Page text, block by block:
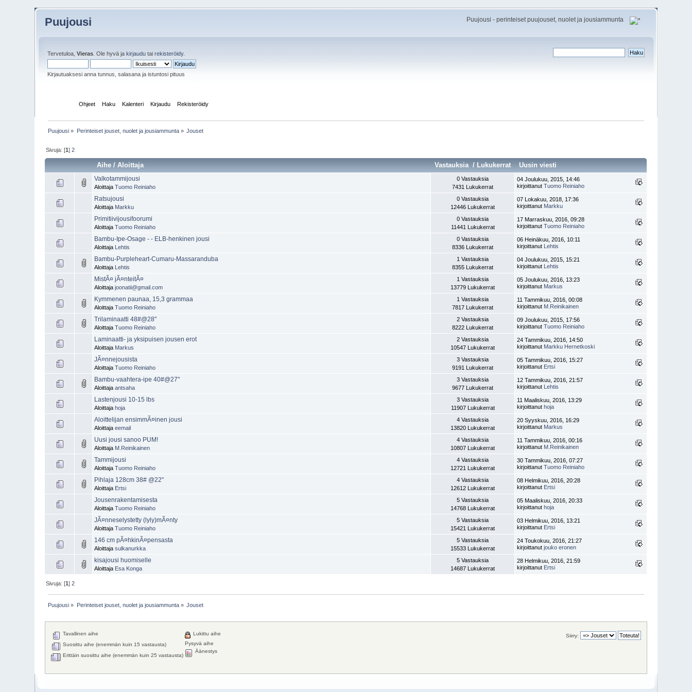
Puujousi Puujousi - perinteiset puujouset, nuolet ja jousiammunta
Tervetuloa,Vieras . Ole hyvä jakirjaudu tairekisteröidy.
Kirjautuaksesi anna tunnus, salasana ja istuntosi pituus
Ohjeet Haku Kalenteri Kirjaudu Rekisteröidy
Puujousi » Perinteiset jouset, nuolet ja jousiammunta» Jouset
Sivuja: [1]2
Aihe /Aloittaja Vastauksia / Lukukerrat Uusin viesti
Valkotammijousi
AloittajaTuomo Reiniaho
0 Vastauksia
7431 Lukukerrat
04 Joulukuu, 2015, 14:46
kirjoittanutTuomo Reiniaho
Ratsujousi
Aloittaja Markku
0 Vastauksia
12446 Lukukerrat
07 Lokakuu, 2018, 17:36
kirjoittanut Markku
Primitiivijousifoorumi
AloittajaTuomo Reiniaho
0 Vastauksia
11441 Lukukerrat
17 Marraskuu, 2016, 09:28
kirjoittanutTuomo Reiniaho
Bambu-Ipe-Osage - - ELB-henkinen jousi
Aloittaja Lehtis
0 Vastauksia
8336 Lukukerrat
06 Heinäkuu, 2016, 10:11
kirjoittanut Lehtis
Bambu-Purpleheart-Cumaru-Massaranduba
Aloittaja Lehtis
1 Vastauksia
8355 Lukukerrat
04 Joulukuu, 2015, 15:21
kirjoittanut Lehtis
MistÃ¤ jÃ¤nteitÃ¤
Aloittajajoonatii@gmail.com
1 Vastauksia
13779 Lukukerrat
05 Joulukuu, 2016, 13:23
kirjoittanut Markus
Kymmenen paunaa, 15,3 grammaa
AloittajaTuomo Reiniaho
1 Vastauksia
7817 Lukukerrat
11 Tammikuu, 2016, 00:08
kirjoittanut M.Reinikainen
Trilaminaatti 48#@28"
AloittajaTuomo Reiniaho
2 Vastauksia
8222 Lukukerrat
09 Joulukuu, 2015, 17:56
kirjoittanutTuomo Reiniaho
Laminaatti- ja yksipuisen jousen erot
Aloittaja Markus
2 Vastauksia
10547 Lukukerrat
24 Tammikuu, 2016, 14:50
kirjoittanut Markku Hernetkoski
JÃ¤nnejousista
AloittajaTuomo Reiniaho
3 Vastauksia
9191 Lukukerrat
05 Tammikuu, 2016, 15:27
kirjoittanut Ertsi
Bambu-vaahtera-ipe 40#@27"
Aloittajaantsaha
3 Vastauksia
9677 Lukukerrat
12 Tammikuu, 2016, 21:57
kirjoittanut Lehtis
Lastenjousi 10-15 lbs
Aloittajahoja
3 Vastauksia
11907 Lukukerrat
11 Maaliskuu, 2016, 13:29
kirjoittanuthoja
Aloittelijan ensimmÃ¤inen jousi
Aloittajaeemail
4 Vastauksia
13820 Lukukerrat
20 Syyskuu, 2016, 16:29
kirjoittanut Markus
Uusi jousi sanoo PUM!
Aloittaja M.Reinikainen
4 Vastauksia
10807 Lukukerrat
11 Tammikuu, 2016, 00:16
kirjoittanut M.Reinikainen
Tammijousi
AloittajaTuomo Reiniaho
4 Vastauksia
12721 Lukukerrat
30 Tammikuu, 2016, 07:27
kirjoittanutTuomo Reiniaho
Pihlaja 128cm 38# @22"
Aloittaja Ertsi
4 Vastauksia
12612 Lukukerrat
08 Helmikuu, 2016, 20:28
kirjoittanut Ertsi
Jousenrakentamisesta
AloittajaTuomo Reiniaho
5 Vastauksia
14768 Lukukerrat
05 Maaliskuu, 2016, 20:33
kirjoittanuthoja
JÃ¤nneselystetty (lyly)mÃ¤nty
AloittajaTuomo Reiniaho
5 Vastauksia
15421 Lukukerrat
03 Helmikuu, 2016, 13:21
kirjoittanut Ertsi
146 cm pÃ¤hkinÃ¤pensasta
Aloittajasulkanurkka
5 Vastauksia
15533 Lukukerrat
24 Toukokuu, 2016, 21:27
kirjoittanutjouko eronen
kisajousi huomiselle
Aloittaja Esa Konga
5 Vastauksia
14687 Lukukerrat
28 Helmikuu, 2016, 21:59
kirjoittanut Ertsi
Sivuja: [1]2
Puujousi » Perinteiset jouset, nuolet ja jousiammunta» Jouset
Siirry:
Tavallinen aihe
Suosittu aihe (enemmän kuin 15 vastausta)
Erittäin suosittu aihe (enemmän kuin 25 vastausta)
Lukittu aihe
Pysyvä aihe
Äänestys